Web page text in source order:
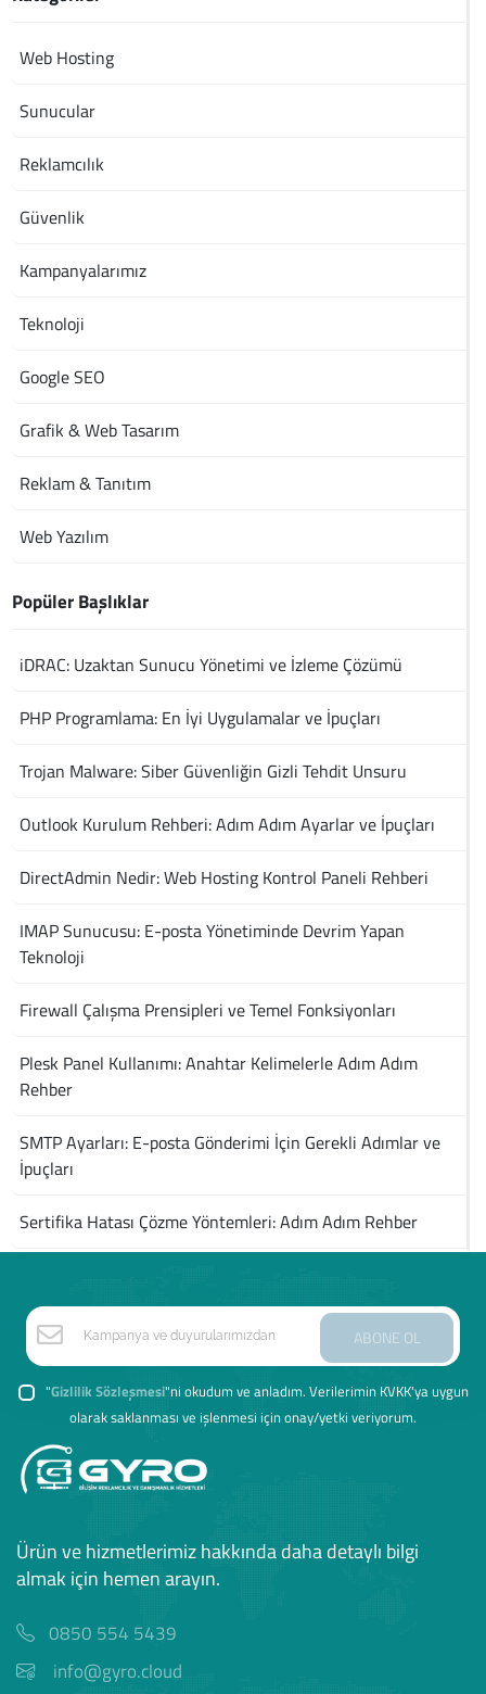
Web Hosting
Sunucular
Reklamcılık
Güvenlik
Kampanyalarımız
Teknoloji
Google SEO
Grafik & Web Tasarım
Reklam & Tanıtım
Web Yazılım
Popüler Başlıklar
iDRAC: Uzaktan Sunucu Yönetimi ve İzleme Çözümü
PHP Programlama: En İyi Uygulamalar ve İpuçları
Trojan Malware: Siber Güvenliğin Gizli Tehdit Unsuru
Outlook Kurulum Rehberi: Adım Adım Ayarlar ve İpuçları
DirectAdmin Nedir: Web Hosting Kontrol Paneli Rehberi
IMAP Sunucusu: E-posta Yönetiminde Devrim Yapan
Teknoloji
Firewall Çalışma Prensipleri ve Temel Fonksiyonları
Plesk Panel Kullanımı: Anahtar Kelimelerle Adım Adım
Rehber
SMTP Ayarları: E-posta Gönderimi İçin Gerekli Adımlar ve
İpuçları
Sertifika Hatası Çözme Yöntemleri: Adım Adım Rehber
ABONE OL
"Gizlilik Sözleşmesi"ni okudum ve anladım. Verilerimin KVKK'ya uygun
olarak saklanması ve işlenmesi için onay/yetki veriyorum.
Ürün ve hizmetlerimiz hakkında daha detaylı bilgi
almak için hemen arayın.
0850 554 5439
info@gyro.cloud